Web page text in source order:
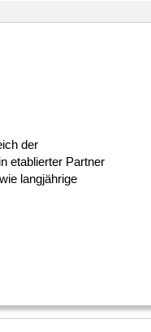
der
etablierter Partner
langjährige